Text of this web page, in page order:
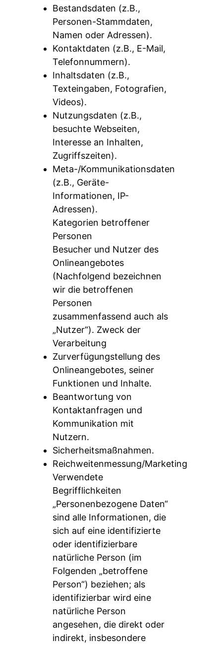
Bestandsdaten (z.B.,
Personen-Stammdaten,
Namen oder Adressen).
Kontaktdaten (z.B., E-Mail,
Telefonnummern).
Inhaltsdaten (z.B.,
Texteingaben, Fotografien,
Videos).
Nutzungsdaten (z.B.,
besuchte Webseiten,
Interesse an Inhalten,
Zugriffszeiten).
Meta-/Kommunikationsdaten
(z.B., Geräte-
Informationen, IP-
Adressen).
Kategorien betroffener
Personen
Besucher und Nutzer des
Onlineangebotes
(Nachfolgend bezeichnen
wir die betroffenen
Personen
zusammenfassend auch als
„Nutzer“). Zweck der
Verarbeitung
Zurverfügungstellung des
Onlineangebotes, seiner
Funktionen und Inhalte.
Beantwortung von
Kontaktanfragen und
Kommunikation mit
Nutzern.
Sicherheitsmaßnahmen.
Reichweitenmessung/Marketing
Verwendete
Begrifflichkeiten
„Personenbezogene Daten“
sind alle Informationen, die
sich auf eine identifizierte
oder identifizierbare
natürliche Person (im
Folgenden „betroffene
Person“) beziehen; als
identifizierbar wird eine
natürliche Person
angesehen, die direkt oder
indirekt, insbesondere